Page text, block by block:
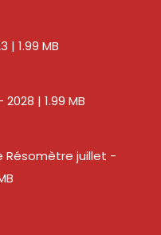
| 1.99 MB
2028 | 1.99 MB
Résomètre juillet -